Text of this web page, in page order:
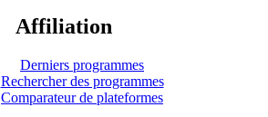
Affiliation
Derniers programmes
Rechercher des programmes
Comparateur de plateformes